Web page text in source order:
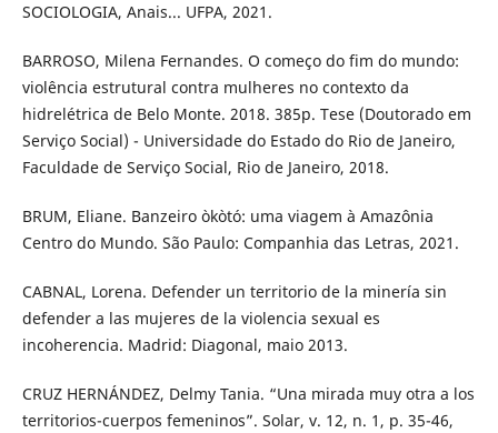
SOCIOLOGIA, Anais... UFPA, 2021.
BARROSO, Milena Fernandes. O começo do fim do mundo:
violência estrutural contra mulheres no contexto da
hidrelétrica de Belo Monte. 2018. 385p. Tese (Doutorado em
Serviço Social) - Universidade do Estado do Rio de Janeiro,
Faculdade de Serviço Social, Rio de Janeiro, 2018.
BRUM, Eliane. Banzeiro òkòtó: uma viagem à Amazônia
Centro do Mundo. São Paulo: Companhia das Letras, 2021.
CABNAL, Lorena. Defender un territorio de la minería sin
defender a las mujeres de la violencia sexual es
incoherencia. Madrid: Diagonal, maio 2013.
CRUZ HERNÁNDEZ, Delmy Tania. “Una mirada muy otra a los
territorios-cuerpos femeninos”. Solar, v. 12, n. 1, p. 35-46,